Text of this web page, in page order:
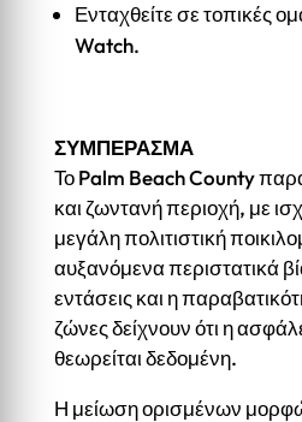
Ενταχθείτε σε τοπικές
Watch.
ΣΥΜΠΕΡΑΣΜΑ
Το Palm Beach County
και ζωντανή περιοχή, με
μεγάλη πολιτιστική
αυξανόμενα περιστατικά
εντάσεις και η
ζώνες δείχνουν ότι η
θεωρείται δεδομένη.
Η μείωση ορισμένων